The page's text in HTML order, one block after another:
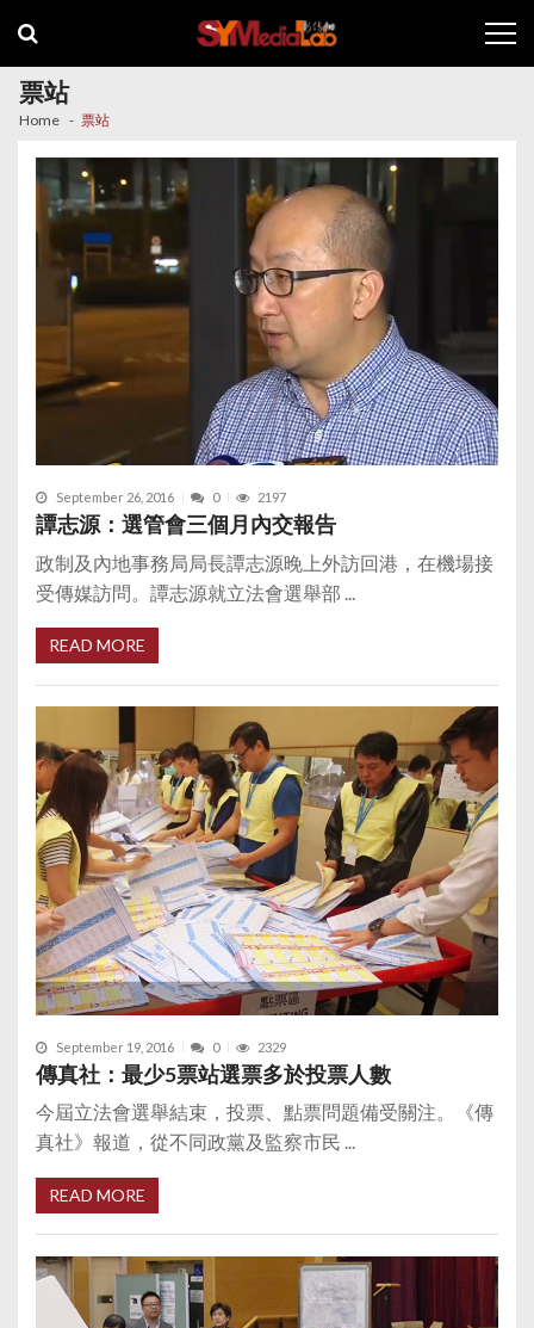
navigation
content
票站
Home 票站
September 26, 2016 0 2197
譚志源：選管會三個月內交報告
政制及內地事務局局長譚志源晚上外訪回港，在機場接
受傳媒訪問。譚志源就立法會選舉部 ...
READ MORE
September 19, 2016 0 2329
傳真社：最少5票站選票多於投票人數
今屆立法會選舉結束，投票、點票問題備受關注。《傳
真社》報道，從不同政黨及監察市民 ...
READ MORE